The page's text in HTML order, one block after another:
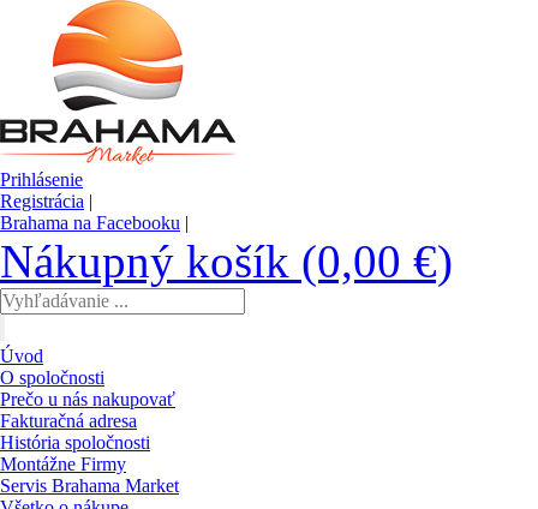
Prihlásenie
Registrácia |
Brahama na Facebooku |
Nákupný košík (0,00 €)
Úvod
O spoločnosti
Prečo u nás nakupovať
Fakturačná adresa
História spoločnosti
Montážne Firmy
Servis Brahama Market